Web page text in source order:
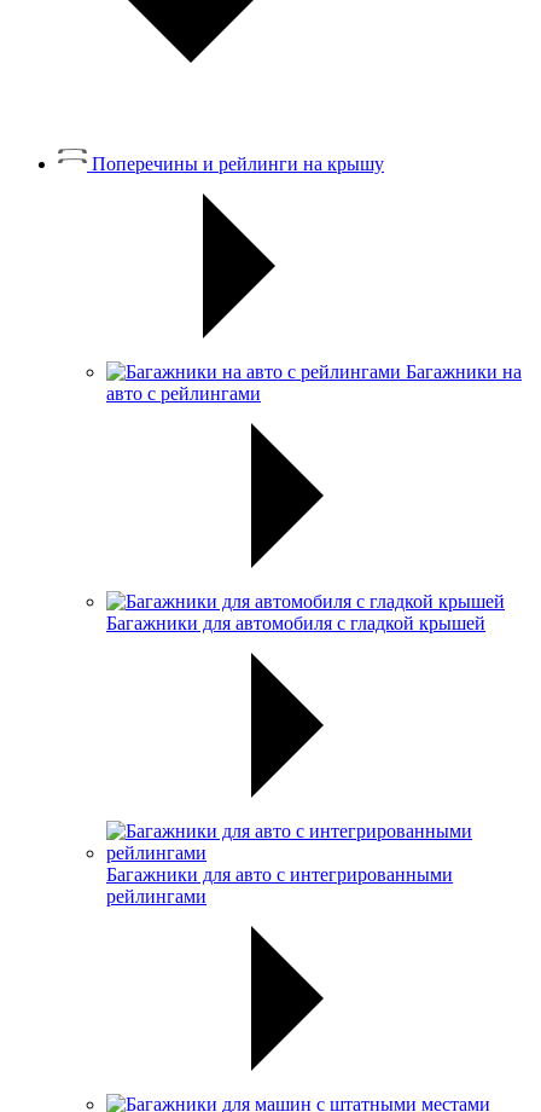
Поперечины и рейлинги на крышу
Багажники на
авто с рейлингами
Багажники для автомобиля с гладкой крышей
Багажники для авто с интегрированными
рейлингами